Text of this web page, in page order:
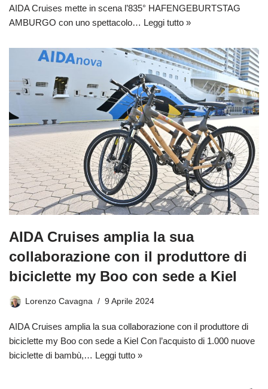
AIDA Cruises mette in scena l’835° HAFENGEBURTSTAG
AMBURGO con uno spettacolo… Leggi tutto »
AIDA Cruises amplia la sua
collaborazione con il produttore di
biciclette my Boo con sede a Kiel
Lorenzo Cavagna 9 Aprile 2024
AIDA Cruises amplia la sua collaborazione con il produttore di
biciclette my Boo con sede a Kiel Con l’acquisto di 1.000 nuove
biciclette di bambù,… Leggi tutto »